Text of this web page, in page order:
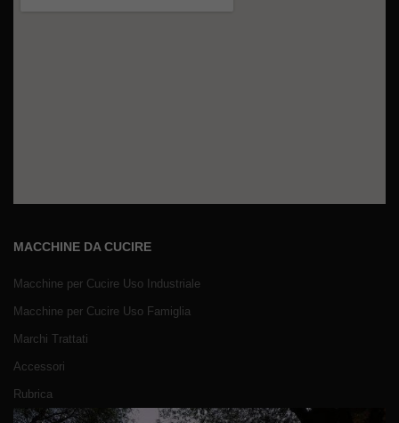
MACCHINE DA CUCIRE
Macchine per Cucire Uso Industriale
Macchine per Cucire Uso Famiglia
Marchi Trattati
Accessori
Rubrica